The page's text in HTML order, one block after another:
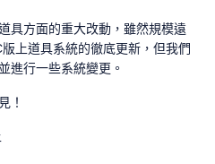
具方面的重大改動，雖然規模遠
上道具系統的徹底更新，但我們
進行一些系統變更。
！